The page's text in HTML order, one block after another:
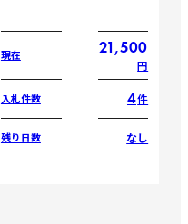
現在 21,500
円
入札件数 4件
残り日数 なし